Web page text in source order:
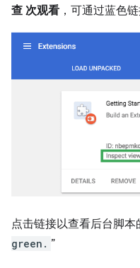
查 次观看 ，可通过蓝色
点击链接以查看后台脚本
green. ”